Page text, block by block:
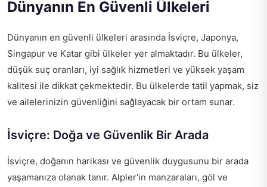
Dünyanın En Güvenli Ülkeleri
Dünyanın en güvenli ülkeleri arasında İsviçre, Japonya,
Singapur ve Katar gibi ülkeler yer almaktadır. Bu ülkeler,
düşük suç oranları, iyi sağlık hizmetleri ve yüksek yaşam
kalitesi ile dikkat çekmektedir. Bu ülkelerde tatil yapmak, siz
ve ailelerinizin güvenliğini sağlayacak bir ortam sunar.
İsviçre: Doğa ve Güvenlik Bir Arada
İsviçre, doğanın harikası ve güvenlik duygusunu bir arada
yaşamanıza olanak tanır. Alpler'in manzaraları, göl ve